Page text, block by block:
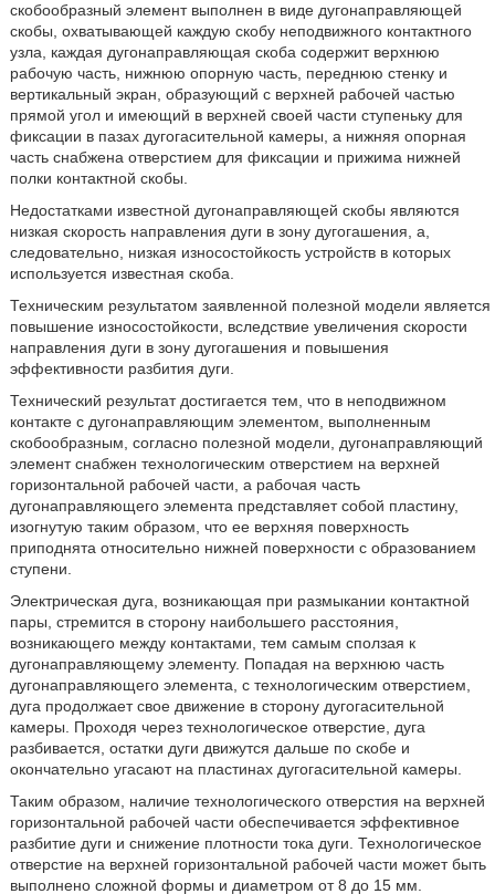
скобообразный элемент выполнен в виде дугонаправляющей
скобы, охватывающей каждую скобу неподвижного контактного
узла, каждая дугонаправляющая скоба содержит верхнюю
рабочую часть, нижнюю опорную часть, переднюю стенку и
вертикальный экран, образующий с верхней рабочей частью
прямой угол и имеющий в верхней своей части ступеньку для
фиксации в пазах дугогасительной камеры, а нижняя опорная
часть снабжена отверстием для фиксации и прижима нижней
полки контактной скобы.
Недостатками известной дугонаправляющей скобы являются
низкая скорость направления дуги в зону дугогашения, а,
следовательно, низкая износостойкость устройств в которых
используется известная скоба.
Техническим результатом заявленной полезной модели является
повышение износостойкости, вследствие увеличения скорости
направления дуги в зону дугогашения и повышения
эффективности разбития дуги.
Технический результат достигается тем, что в неподвижном
контакте с дугонаправляющим элементом, выполненным
скобообразным, согласно полезной модели, дугонаправляющий
элемент снабжен технологическим отверстием на верхней
горизонтальной рабочей части, а рабочая часть
дугонаправляющего элемента представляет собой пластину,
изогнутую таким образом, что ее верхняя поверхность
приподнята относительно нижней поверхности с образованием
ступени.
Электрическая дуга, возникающая при размыкании контактной
пары, стремится в сторону наибольшего расстояния,
возникающего между контактами, тем самым сползая к
дугонаправляющему элементу. Попадая на верхнюю часть
дугонаправляющего элемента, с технологическим отверстием,
дуга продолжает свое движение в сторону дугогасительной
камеры. Проходя через технологическое отверстие, дуга
разбивается, остатки дуги движутся дальше по скобе и
окончательно угасают на пластинах дугогасительной камеры.
Таким образом, наличие технологического отверстия на верхней
горизонтальной рабочей части обеспечивается эффективное
разбитие дуги и снижение плотности тока дуги. Технологическое
отверстие на верхней горизонтальной рабочей части может быть
выполнено сложной формы и диаметром от 8 до 15 мм.